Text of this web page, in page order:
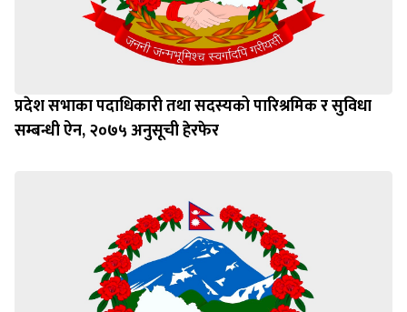
प्रदेश सभाका पदाधिकारी तथा सदस्यको पारिश्रमिक र सुविधा
सम्बन्धी ऐन, २०७५ अनुसूची हेरफेर